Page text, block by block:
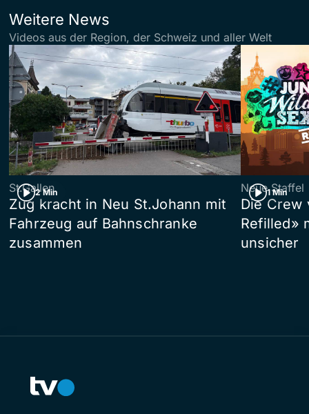
Weitere News
Videos aus der Region, der Schweiz und aller Welt
2 Min
St.Gallen
Zug kracht in Neu St.Johann mit
Fahrzeug auf Bahnschranke
zusammen
1 Min
Neue Staffel
Die Crew
Refilled»
unsicher